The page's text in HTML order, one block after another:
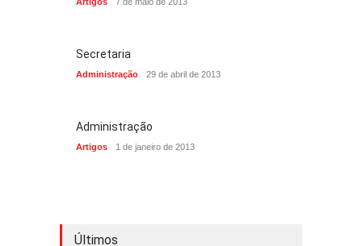
Secretaria
Administração 29 de abril de 2013
Administração
Artigos 1 de janeiro de 2013
Últimos